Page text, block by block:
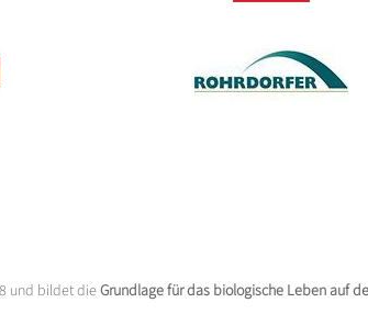
und bildet dieGrundlage für das biologische Leben auf